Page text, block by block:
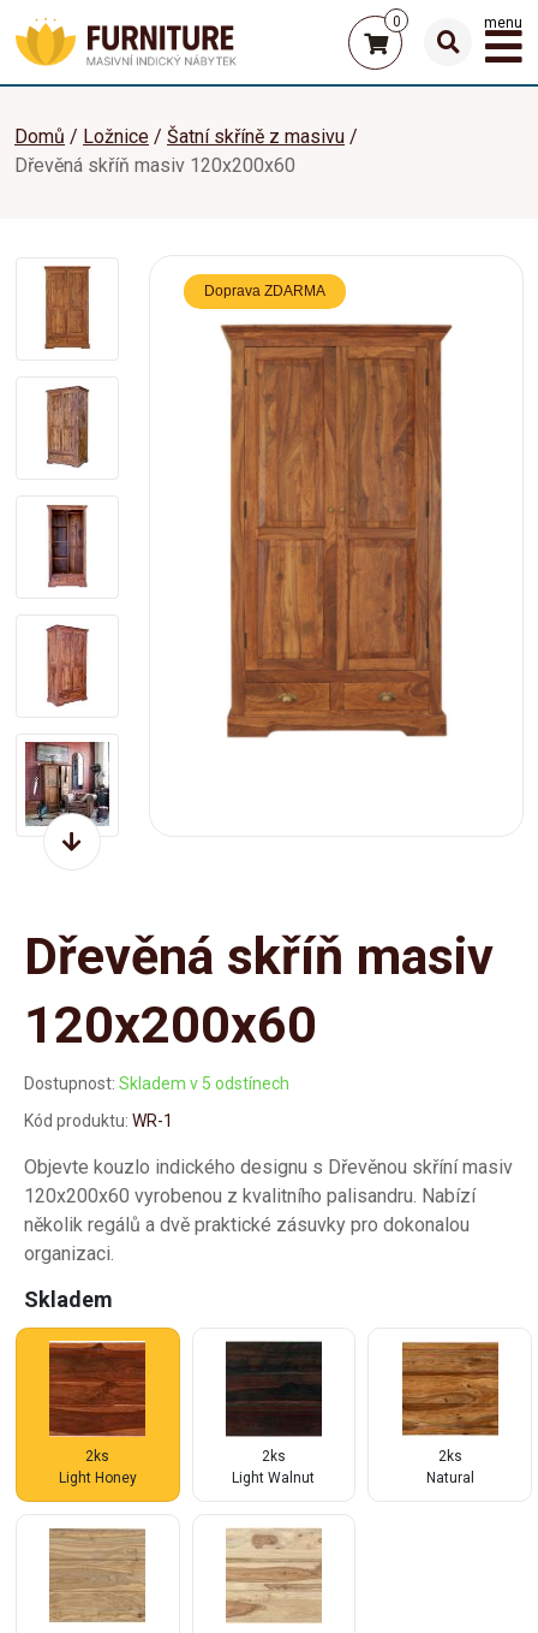
0 menu
Domů Ložnice
Šatní skříně z masivu
Dřevěná skříň masiv 120x200x60
Doprava ZDARMA
Dřevěná skříň masiv
120x200x60
Dostupnost: Skladem v 5 odstínech
Kód produktu: WR-1
Objevte kouzlo indického designu s Dřevěnou skříní masiv
120x200x60 vyrobenou z kvalitního palisandru. Nabízí
několik regálů a dvě praktické zásuvky pro dokonalou
organizaci.
Skladem
2ks
Light Honey
2ks
Light Walnut
2ks
Natural